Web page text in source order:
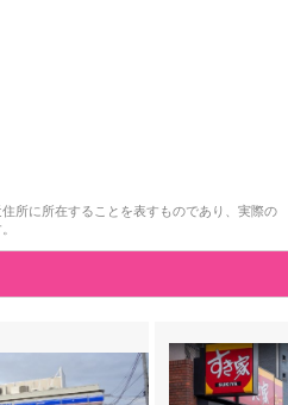
所に所在することを表すものであり、実際の